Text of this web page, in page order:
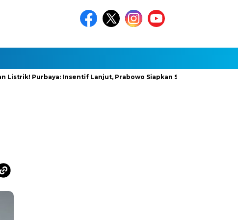
Purbaya: Insentif Lanjut, Prabowo Siapkan Stimulus Baru